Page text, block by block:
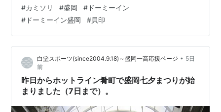
なかったでしょうか。 ベッドルーム 部屋はけっこう広
く、時間さえあれば楽しめたでしょう。まことに残念。
しっとりパイナップルフィナンシェ 冷蔵庫の中にはウエ
ルカムスイーツでしょうか、お菓子が置いてありまし
た。ほかにミネラルウォーターも無料でした。 広いトイ
レ トイレがやたらと広い。引っ越…
#カミソリ #盛岡 # ドーミーイン
# ドーミーイン盛岡 #貝印
白堊スポーツ(since2004.9.18)～盛岡一高応援ページ • 5日
前
昨日からホットライン肴町で盛岡七夕まつりが始
まりました（7日まで）。